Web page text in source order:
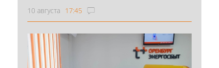
10 августа 17:45